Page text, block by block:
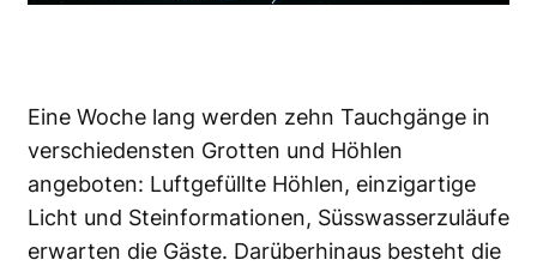
Eine Woche lang werden zehn Tauchgänge in
verschiedensten Grotten und Höhlen
angeboten: Luftgefüllte Höhlen, einzigartige
Licht und Steinformationen, Süsswasserzuläufe
erwarten die Gäste. Darüberhinaus besteht die